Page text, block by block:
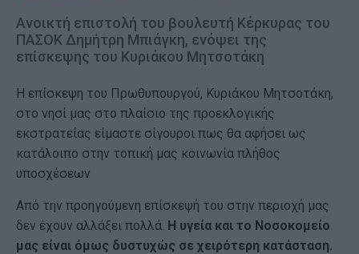
Ανοικτή επιστολή του βουλευτή Κέρκυρας του
ΠΑΣΟΚ Δημήτρη Μπιάγκη, ενόψει της
επίσκεψης του Κυριάκου Μητσοτάκη
Η επίσκεψη του Πρωθυπουργού, Κυριάκου Μητσοτάκη,
στο νησί μας στο πλαίσιο της προεκλογικής
εκστρατείας είμαστε σίγουροι πως θα αφήσει ως
κατάλοιπο στην τοπική μας κοινωνία πλήθος
υποσχέσεων
Από την προηγούμενη επίσκεψή του στην περιοχή μας
δεν έχουν αλλάξει πολλά. Η υγεία και το Νοσοκομείο
μας είναι όμως δυστυχώς σε χειρότερη κατάσταση.